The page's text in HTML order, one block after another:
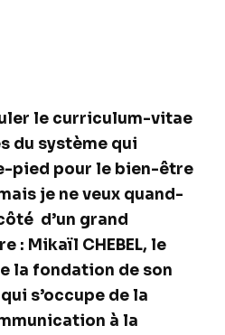
le curriculum-vitae
du système qui
pied pour le bien-être
je ne veux quand-
d’un grand
: Mikaïl CHEBEL, le
la fondation de son
s’occupe de la
à la